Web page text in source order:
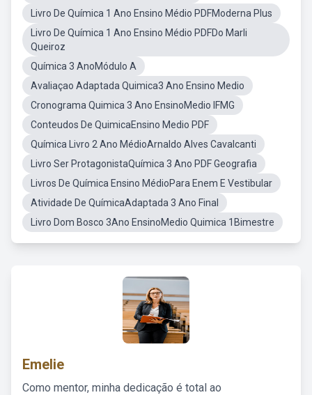
Livro De Química 1 Ano Ensino Médio PDFModerna Plus
Livro De Química 1 Ano Ensino Médio PDFDo Marli
Queiroz
Química 3 AnoMódulo A
Avaliaçao Adaptada Quimica3 Ano Ensino Medio
Cronograma Quimica 3 Ano EnsinoMedio IFMG
Conteudos De QuimicaEnsino Medio PDF
Química Livro 2 Ano MédioArnaldo Alves Cavalcanti
Livro Ser ProtagonistaQuímica 3 Ano PDF Geografia
Livros De Química Ensino MédioPara Enem E Vestibular
Atividade De QuímicaAdaptada 3 Ano Final
Livro Dom Bosco 3Ano EnsinoMedio Quimica 1Bimestre
Emelie
Como mentor, minha dedicação é total ao